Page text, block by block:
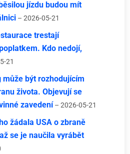
jízdu budou mít
– 2026-05-21
trestají
Kdo nedojí,
21
být rozhodujícím
života. Objevují se
zavedení – 2026-05-21
žádala USA o zbraně
se je naučila vyrábět